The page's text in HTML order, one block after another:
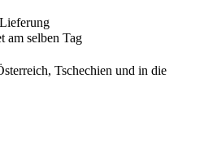
am selben Tag
Tschechien und in die